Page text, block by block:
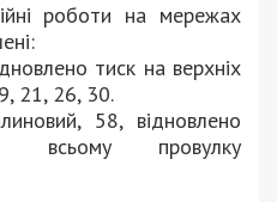
роботи на мережах
тиск на верхніх
21, 26, 30.
58, відновлено
всьому провулку